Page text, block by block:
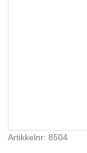
Artikkelnr: 8504